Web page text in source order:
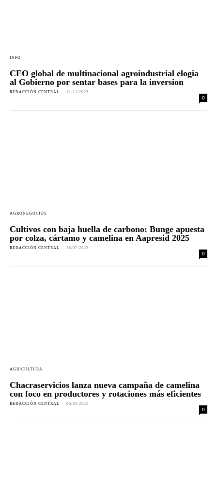
INFO
CEO global de multinacional agroindustrial elogia
al Gobierno por sentar bases para la inversion
REDACCIÓN CENTRAL - 11/11/2025
0
AGRONEGOCIOS
Cultivos con baja huella de carbono: Bunge apuesta
por colza, cártamo y camelina en Aapresid 2025
REDACCIÓN CENTRAL - 28/07/2025
0
AGRICULTURA
Chacraservicios lanza nueva campaña de camelina
con foco en productores y rotaciones más eficientes
REDACCIÓN CENTRAL - 06/05/2025
0